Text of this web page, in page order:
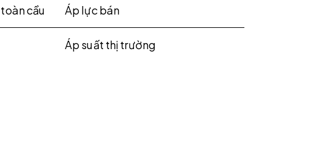
cầu Áp lực bán
Áp suất thị trường